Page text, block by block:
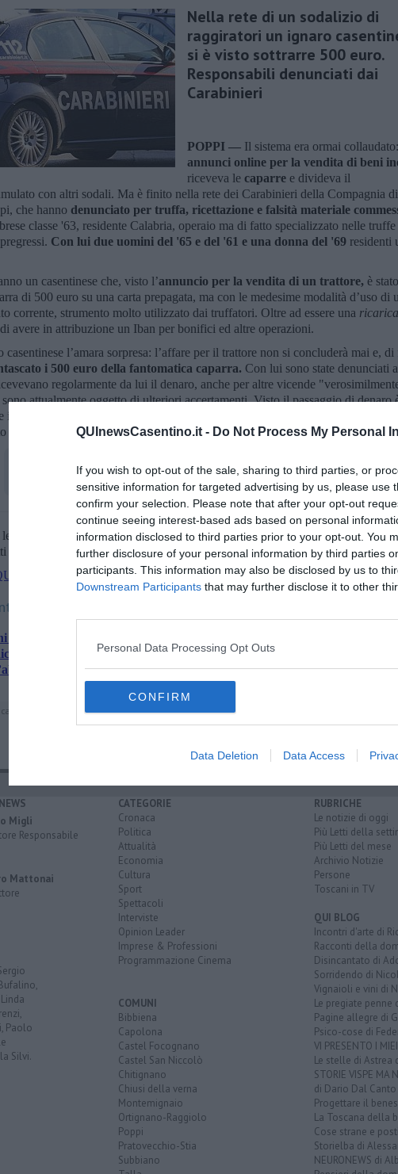
QUInewsCasentino.it - Do Not Process My Personal
If you wish to opt-out of the sale, sharing to third parties, or
sensitive information for targeted advertising by us, please use
confirm your selection. Please note that after your opt-out
continue seeing interest-based ads based on personal
information disclosed to third parties prior to your opt-out. You
further disclosure of your personal information by third parties
participants. This information may also be disclosed by us to
Downstream Participants that may further disclose it to other
Personal Data Processing Opt Outs
CONFIRM
Data Deletion Data Access
Nella rete di un sodalizio di
raggiratori un ignaro
si è visto sottrarre 500 euro.
Responsabili denunciati dai
Carabinieri
POPPI — Il sistema era ormai collaudato:
annunci online per la vendita di beni
riceveva le caparre e divideva il
con altri sodali. Ma è finito nella rete dei Carabinieri della Compagnia
che hanno denunciato per truffa, ricettazione e falsità materiale
classe '63, residente Calabria, operaio ma di fatto specializzato nelle
Con lui due uomini del '65 e del '61 e una donna del '69 residenti
un casentinese che, visto l’annuncio per la vendita di un trattore, è
di 500 euro su una carta prepagata, ma con le medesime modalità d’uso di
corrente, strumento molto utilizzato dai truffatori. Oltre ad essere una
avere in attribuzione un Iban per bonifici ed altre operazioni.
casentinese l’amara sorpresa: l’affare per il trattore non si concluderà mai e, di
i 500 euro della fantomatica caparra. Con lui sono state denunciati
regolarmente da lui il denaro, anche per altre vicende
attualmente oggetto di ulteriori accertamenti. Visto il passaggio di denaro
il reato della ricettazione e, a carico del primo truffatore, la falsità materiale
aveva
alterato un suo documento per truffare lo sfortunato acquirente
le notizie principali della Toscana iscriviti allaNewsletter QUInews -
i giorni alle 20:00 direttamente nella tua casella di posta.
anche:
auto false, nell'Aretino sito irregolare
della caldaia e deruba un'anziana
a Villarosa
calabria carta prepagata
Migli
Responsabile
Mattonai
Paolo
Silvi.
CATEGORIE
Cronaca
Politica
Attualità
Economia
Cultura
Sport
Spettacoli
Interviste
Opinion Leader
Imprese & Professioni
Programmazione Cinema
COMUNI
Bibbiena
Capolona
Castel Focognano
Castel San Niccolò
Chitignano
Chiusi della verna
Montemignaio
Ortignano-Raggiolo
Poppi
Pratovecchio-Stia
Subbiano
RUBRICHE
Le notizie di oggi
Più Letti della
Più Letti del mese
Archivio Notizie
Persone
Toscani in TV
QUI BLOG
Incontri d'arte di
Racconti della
Disincantato di
Sorridendo di
Vignaioli e vini di
Le pregiate penne
Pagine allegre di
Psico-cose di
VI PRESENTO I
Le stelle di Astrea
STORIE VISPE MA
di Dario Dal Canto
Progettare il
La Toscana della
Cose strane e
Storielba di
NEURONEWS di